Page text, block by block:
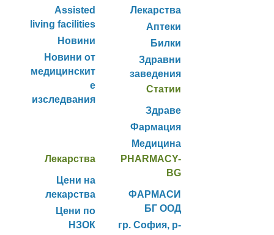
Assisted
living facilities
Новини
Новини от
медицинскит
е
изследвания
Лекарства
Аптеки
Билки
Здравни
заведения
Статии
Здраве
Фармация
Медицина
Лекарства
Цени на
лекарства
Цени по
НЗОК
PHARMACY-
BG
ФАРМАСИ
БГ ООД
гр. София, р-